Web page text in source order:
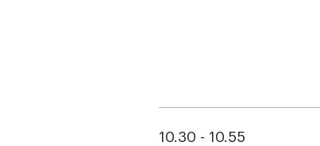
10.30 - 10.55